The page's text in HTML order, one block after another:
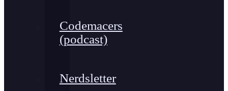
Codemacers
(podcast)
Nerdsletter